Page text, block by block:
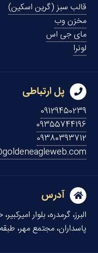
قالب سبز (گرین اسکین)
مخزن وب
مای جی اس
لونرا
پل ارتباطی
09129450239
09355744196
09380393712
آدرس
البرز، گرمدره، بلوار
پاسداران، مجتمع مهر، طبقه ۸ واحد ۳۶